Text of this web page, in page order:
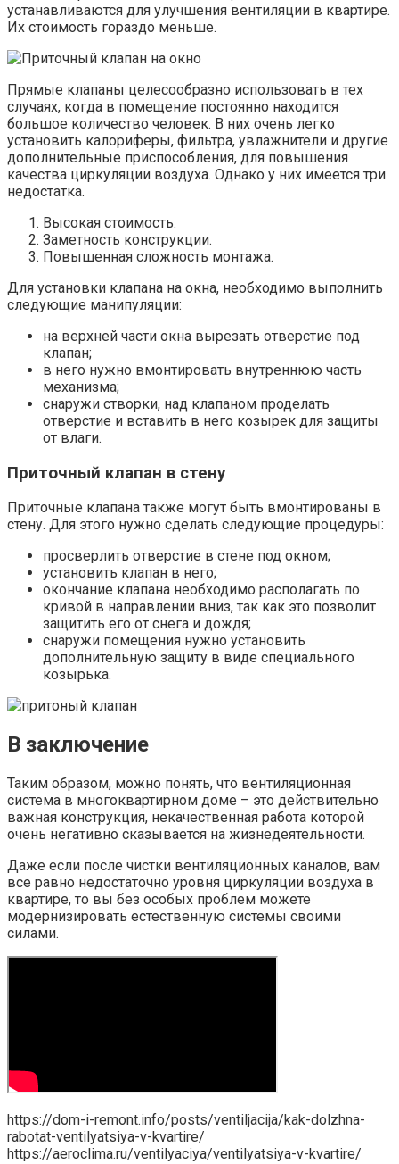
устанавливаются для улучшения вентиляции в квартире.
Их стоимость гораздо меньше.
Прямые клапаны целесообразно использовать в тех
случаях, когда в помещение постоянно находится
большое количество человек. В них очень легко
установить калориферы, фильтра, увлажнители и другие
дополнительные приспособления, для повышения
качества циркуляции воздуха. Однако у них имеется три
недостатка.
Высокая стоимость.
Заметность конструкции.
Повышенная сложность монтажа.
Для установки клапана на окна, необходимо выполнить
следующие манипуляции:
на верхней части окна вырезать отверстие под
клапан;
в него нужно вмонтировать внутреннюю часть
механизма;
снаружи створки, над клапаном проделать
отверстие и вставить в него козырек для защиты
от влаги.
Приточный клапан в стену
Приточные клапана также могут быть вмонтированы в
стену. Для этого нужно сделать следующие процедуры:
просверлить отверстие в стене под окном;
установить клапан в него;
окончание клапана необходимо располагать по
кривой в направлении вниз, так как это позволит
защитить его от снега и дождя;
снаружи помещения нужно установить
дополнительную защиту в виде специального
козырька.
В заключение
Таким образом, можно понять, что вентиляционная
система в многоквартирном доме – это действительно
важная конструкция, некачественная работа которой
очень негативно сказывается на жизнедеятельности.
Даже если после чистки вентиляционных каналов, вам
все равно недостаточно уровня циркуляции воздуха в
квартире, то вы без особых проблем можете
модернизировать естественную системы своими
силами.
https://dom-i-remont.info/posts/ventiljacija/kak-dolzhna-
rabotat-ventilyatsiya-v-kvartire/
https://aeroclima.ru/ventilyaciya/ventilyatsiya-v-kvartire/